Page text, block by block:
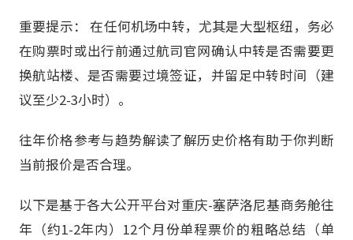
重要提示：​ 在任何机场中转，尤其是大型枢纽，务必
在购票时或出行前通过航司官网确认中转是否需要更
换航站楼、是否需要过境签证，并留足中转时间（建
议至少2-3小时）。
往年价格参考与趋势解读了解历史价格有助于你判断
当前报价是否合理。
以下是基于各大公开平台对重庆-塞萨洛尼基商务舱往
年（约1-2年内）12个月份单程票价的粗略总结（单